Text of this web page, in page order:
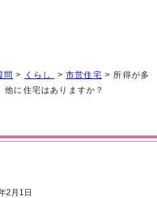
問 > くらし >市営住宅 > 所得が多
他に住宅はありますか？
2月1日